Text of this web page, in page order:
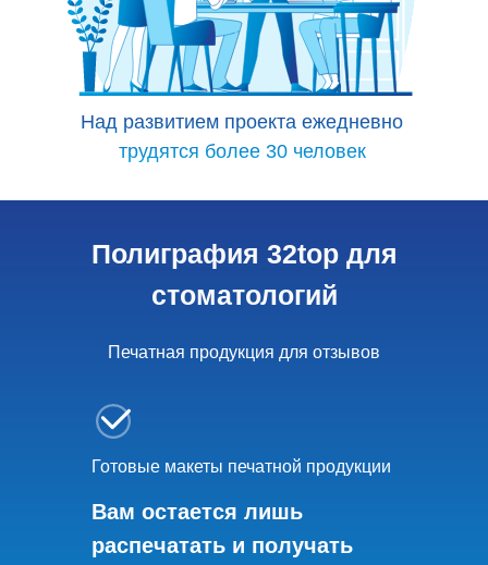
Над развитием проекта ежедневно
трудятся более 30 человек
Полиграфия 32top для
стоматологий
Печатная продукция для отзывов
Готовые макеты печатной продукции
Вам остается лишь
распечатать и получать